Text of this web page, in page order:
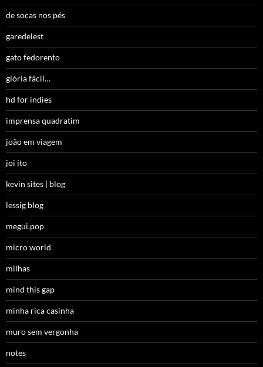
de socas nos pés
garedelest
gato fedorento
glória fácil…
hd for indies
imprensa quadratim
joão em viagem
joi ito
kevin sites | blog
lessig blog
megui.pop
micro world
milhas
mind this gap
minha rica casinha
muro sem vergonha
notes